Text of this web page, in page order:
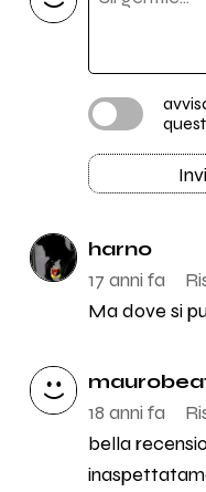
harno
17 anni fa
Ma dove si
18 anni fa
bella